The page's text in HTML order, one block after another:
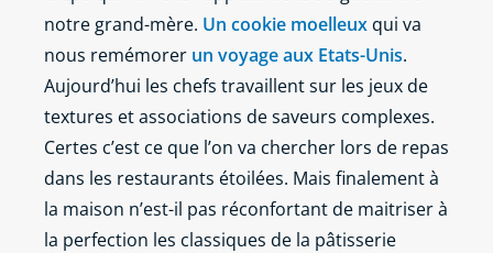
notre grand-mère. Un cookie moelleux qui va
nous remémorer un voyage aux Etats-Unis.
Aujourd’hui les chefs travaillent sur les jeux de
textures et associations de saveurs complexes.
Certes c’est ce que l’on va chercher lors de repas
dans les restaurants étoilées. Mais finalement à
la maison n’est-il pas réconfortant de maitriser à
la perfection les classiques de la pâtisserie